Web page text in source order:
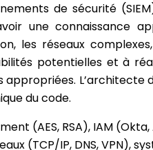
de sécurité
une connaissance
les réseaux
potentielles et à
appropriées. L’architecte
du code.
(AES, RSA), IAM (Okta,
(TCP/IP, DNS, VPN),